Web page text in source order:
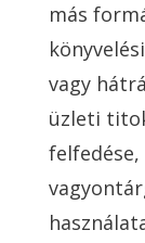
más
vagy
üzleti